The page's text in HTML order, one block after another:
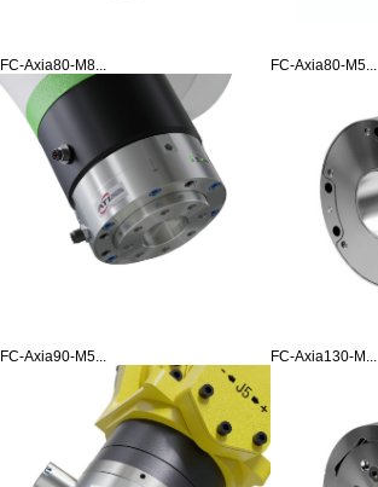
FC-Axia80-M8... FC-Axia80-M5...
FC-Axia90-M5... FC-Axia130-M...